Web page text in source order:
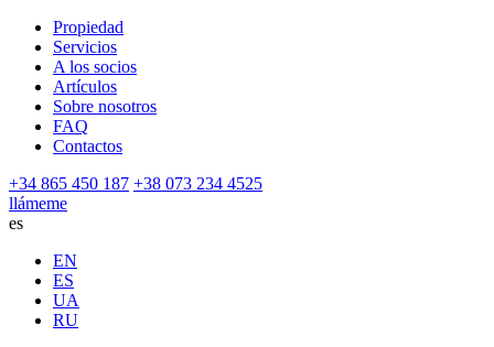
Propiedad
Servicios
A los socios
Artículos
Sobre nosotros
FAQ
Contactos
+34 865 450 187 +38 073 234 4525
llámeme
es
EN
ES
UA
RU